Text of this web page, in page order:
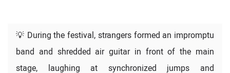
💡 During the festival, strangers formed an impromptu
band and shredded air guitar in front of the main
stage, laughing at synchronized jumps and